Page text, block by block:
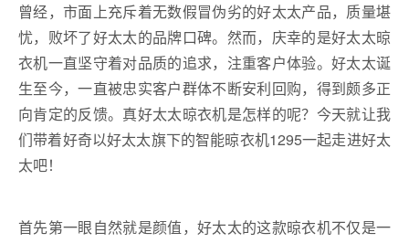
曾经，市面上充斥着无数假冒伪劣的好太太产品，质量堪
忧，败坏了好太太的品牌口碑。然而，庆幸的是好太太晾
衣机一直坚守着对品质的追求，注重客户体验。好太太诞
生至今，一直被忠实客户群体不断安利回购，得到颇多正
向肯定的反馈。真好太太晾衣机是怎样的呢？今天就让我
们带着好奇以好太太旗下的智能晾衣机1295一起走进好太
太吧！
首先第一眼自然就是颜值，好太太的这款晾衣机不仅是一